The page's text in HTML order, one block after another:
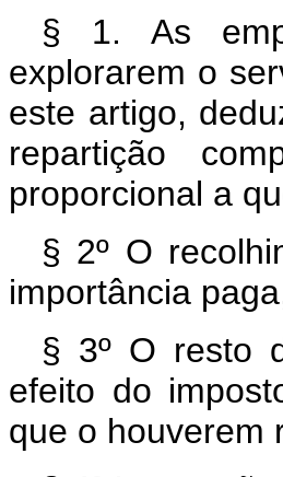
§ 1. As
explorarem o
este artigo,
repartição
proporcional a
§ 2º O
importância
§ 3º O resto
efeito do
que o houverem